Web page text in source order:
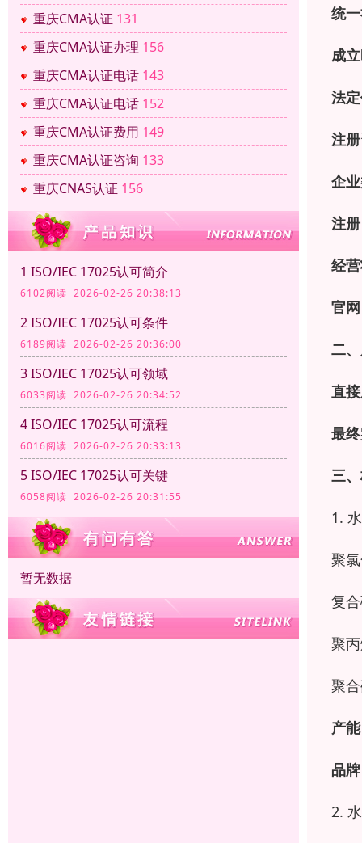
重庆CMA认证 131
重庆CMA认证办理 156
重庆CMA认证电话 143
重庆CMA认证电话 152
重庆CMA认证费用 149
重庆CMA认证咨询 133
重庆CNAS认证 156
1 ISO/IEC 17025认可简介
6102阅读 2026-02-26 20:38:13
2 ISO/IEC 17025认可条件
6189阅读 2026-02-26 20:36:00
3 ISO/IEC 17025认可领域
6033阅读 2026-02-26 20:34:52
4 ISO/IEC 17025认可流程
6016阅读 2026-02-26 20:33:13
5 ISO/IEC 17025认可关键
6058阅读 2026-02-26 20:31:55
暂无数据
统
成
法
注
企
注
经
官网
二
直
最
三
1.
聚
复
聚
聚
产能
品牌
2.